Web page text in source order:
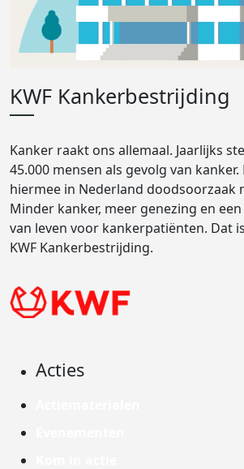
KWF Kankerbestrijding
Kanker raakt ons allemaal. Jaarlijks
45.000 mensen als gevolg van kanker.
hiermee in Nederland doodsoorzaak
Minder kanker, meer genezing en
van leven voor kankerpatiënten. Dat
KWF Kankerbestrijding.
Acties